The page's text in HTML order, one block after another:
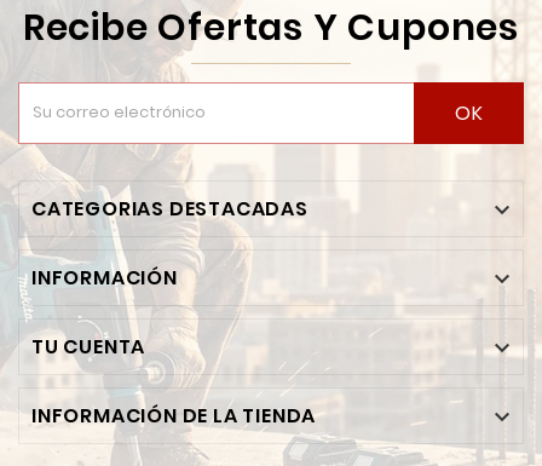
Recibe Ofertas Y Cupones
OK
CATEGORIAS DESTACADAS 
INFORMACIÓN 
TU CUENTA 
INFORMACIÓN DE LA TIENDA 